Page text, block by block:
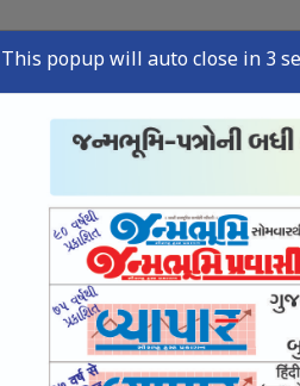
મુખ્ય સમાચાર ક્રાઇમ ન્યુઝ
This popup will auto close in 2
વાહનોનો થર્ડ પાર્ટી વીમો : સુપ્રીમનો